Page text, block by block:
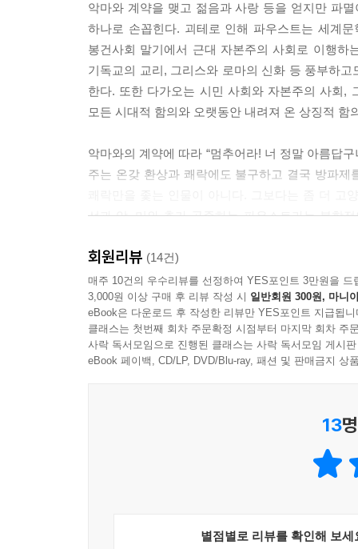
악마와 계약을 맺고 젊음과 사랑 등을 얻지만 파
하나로 손꼽힌다. 괴테로 인해 파우스트는 세계
봉건사회 말기에서 근대 자본주의 사회로 이행
기독교의 교리, 그리스와 로마의 신화 등 풍부하
한다. 또한 다가오는 시민 사회와 자본주의 사회,
모든 시대적 함의와 오랫동안 내려져 온 상징적
악마와의 계약에 따라 “멈추어라! 너 정말 아름답
주는 온갖 환상과 쾌락에도 불구하고 결국 방파
선과 악, 미와 추가 공존하는 파우스트라는 복합
악마적인 인간이라는 점만은 분명하다. 이처럼
보여 주는 『파우스트』는 세계 명작에 없어서는
회원리뷰 (14건)
매주 10건의 우수리뷰를 선정하여 YES포인트 3만원을 드
3,000원 이상 구매 후 리뷰 작성 시 일반회원 300원, 마니
eBook은 다운로드 후 작성한 리뷰만 YES포인트 지급됩니
클래스는 첫번째 회차 주문확정 시점부터 마지막 회차 주
사락 독서모임으로 진행된 클래스는 사락 독서모임 게시
eBook 페이백, CD/LP, DVD/Blu-ray, 패션 및 판매금지 상
13
별점별로 리뷰를 확인해 보세